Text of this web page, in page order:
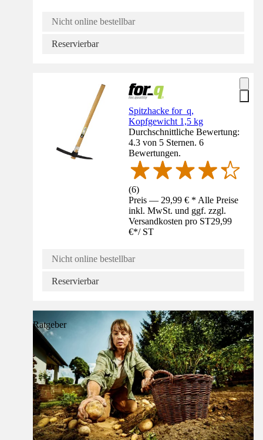
Nicht online bestellbar
Reservierbar
Spitzhacke for_q,
Kopfgewicht 1,5 kg
Durchschnittliche Bewertung:
4.3 von 5 Sternen. 6
Bewertungen.
(6)
Preis — 29,99 € * Alle Preise
inkl. MwSt. und ggf. zzgl.
Versandkosten pro ST29,99
€*/ ST
Nicht online bestellbar
Reservierbar
Ratgeber